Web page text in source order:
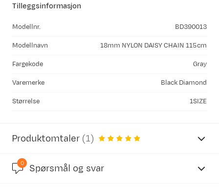
Tilleggsinformasjon
Modellnr. BD390013
Modellnavn 18mm NYLON DAISY CHAIN 115cm
Fargekode Gray
Varemerke Black Diamond
Størrelse 1SIZE
Produktomtaler (1)
5.0
0 Spørsmål og svar